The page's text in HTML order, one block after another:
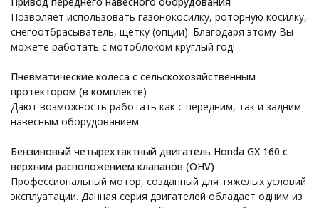
Позволяет использовать газонокосилку, роторную косилку,
снегоотбрасыватель, щетку (опции). Благодаря этому Вы
можете работать с мотоблоком круглый год!
Пневматические колеса с сельскохозяйственным
протектором (в комплекте)
Дают возможность работать как с передним, так и задним
навесным оборудованием.
Бензиновый четырехтактный двигатель Honda GX 160 с
верхним расположением клапанов (OHV)
Профессиональный мотор, созданный для тяжелых условий
эксплуатации. Данная серия двигателей обладает одним из